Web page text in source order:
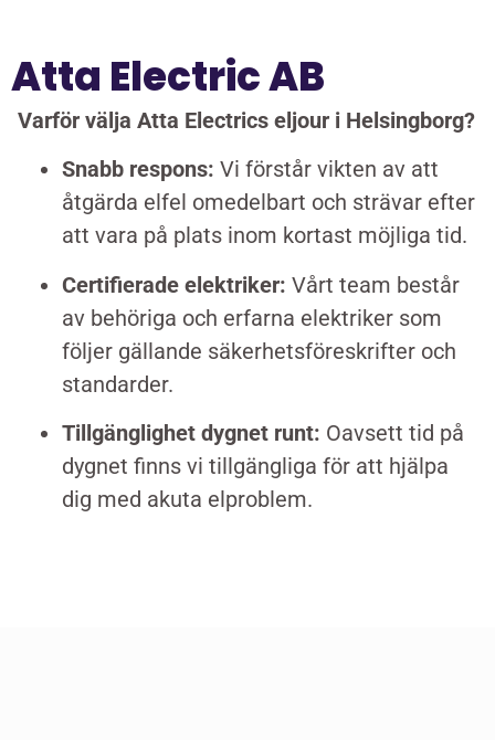
Atta Electric AB
Varför välja Atta Electrics eljour i Helsingborg?
Snabb respons: Vi förstår vikten av att
åtgärda elfel omedelbart och strävar efter
att vara på plats inom kortast möjliga tid.
Certifierade elektriker: Vårt team består
av behöriga och erfarna elektriker som
följer gällande säkerhetsföreskrifter och
standarder.
Tillgänglighet dygnet runt: Oavsett tid på
dygnet finns vi tillgängliga för att hjälpa
dig med akuta elproblem.